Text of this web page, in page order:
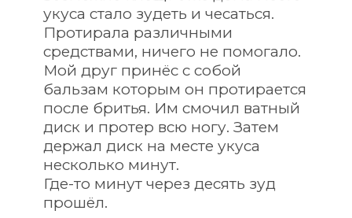
укуса стало зудеть и чесаться.
Протирала различными
средствами, ничего не помогало.
Мой друг принёс с собой
бальзам которым он протирается
после бритья. Им смочил ватный
диск и протер всю ногу. Затем
держал диск на месте укуса
несколько минут.
Где-то минут через десять зуд
прошёл.